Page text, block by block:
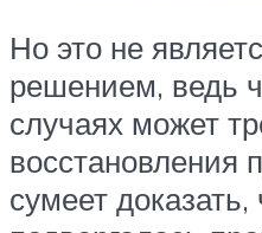
Но это не
решением, ведь
случаях может
восстановления
сумеет